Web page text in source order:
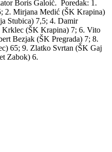
Boris Galoić. Poredak: 1.
2. Mirjana Medić (ŠK Krapina)
Stubica) 7,5; 4. Damir
Krklec (ŠK Krapina) 7; 6. Vito
Bezjak (ŠK Pregrada) 7; 8.
65; 9. Zlatko Svrtan (ŠK Gaj
Zabok) 6.